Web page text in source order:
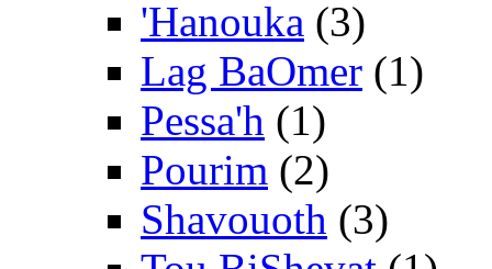
'Hanouka (3)
Lag BaOmer (1)
Pessa'h (1)
Pourim (2)
Shavouoth (3)